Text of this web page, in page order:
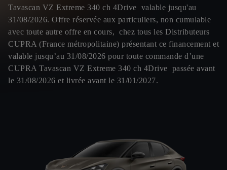
Tavascan VZ Extreme 340 ch 4Drive valable jusqu'au
31/08/2026. Offre réservée aux particuliers, non cumulable
avec toute autre offre en cours, chez tous les Distributeurs
CUPRA (France métropolitaine) présentant ce financement et
valable jusqu’au 31/08/2026 pour toute commande d’une
CUPRA Tavascan VZ Extreme 340 ch 4Drive passée avant
le 31/08/2026 et livrée avant le 31/01/2027.